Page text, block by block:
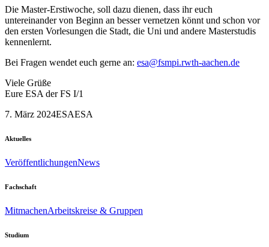
Die Master-Erstiwoche, soll dazu dienen, dass ihr euch
untereinander von Beginn an besser vernetzen könnt und schon vor
den ersten Vorlesungen die Stadt, die Uni und andere Masterstudis
kennenlernt.
Bei Fragen wendet euch gerne an: esa@fsmpi.rwth-aachen.de
Viele Grüße
Eure ESA der FS I/1
7. März 2024ESAESA
Aktuelles
VeröffentlichungenNews
Fachschaft
MitmachenArbeitskreise & Gruppen
Studium